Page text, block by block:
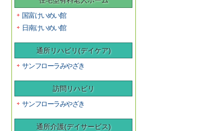
国富けいめい館
日南けいめい館
通所リハビリ(デイケア)
サンフローラみやざき
訪問リハビリ
サンフローラみやざき
通所介護(デイサービス)